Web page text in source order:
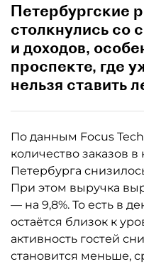
Петербургские
столкнулись со
и доходов,
проспекте, где
нельзя ставить
По данным Focus
количество заказов
Петербурга
При этом выручка
— на 9,8%. То есть в
остаётся близок к
активность гостей
становится меньше,